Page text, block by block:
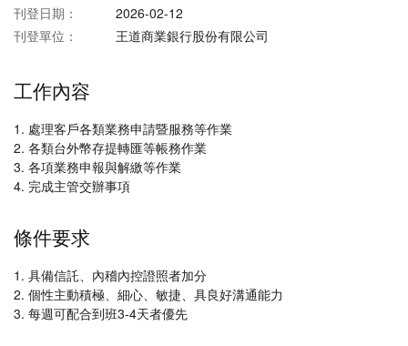
刊登日期：
2026-02-12
刊登單位：
王道商業銀行股份有限公司
工作內容
1. 處理客戶各類業務申請暨服務等作業
2. 各類台外幣存提轉匯等帳務作業
3. 各項業務申報與解繳等作業
4. 完成主管交辦事項
條件要求
1. 具備信託、內稽內控證照者加分
2. 個性主動積極、細心、敏捷、具良好溝通能力
3. 每週可配合到班3-4天者優先